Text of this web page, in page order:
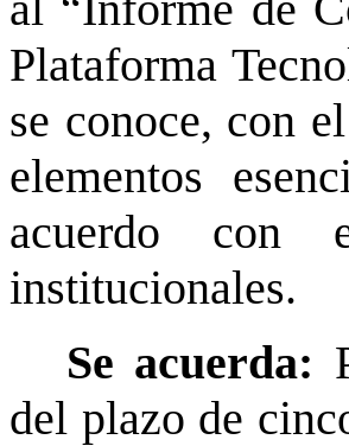
Plataforma
se conoce, con
elementos
acuerdo con
institucionales.
Se acuerda:
del plazo de